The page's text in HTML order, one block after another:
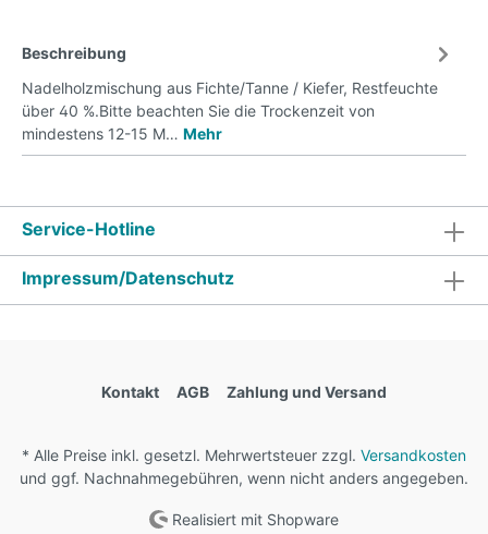
Beschreibung
Nadelholzmischung aus Fichte/Tanne / Kiefer, Restfeuchte
über 40 %.Bitte beachten Sie die Trockenzeit von
mindestens 12-15 M… Mehr
Service-Hotline
Impressum/Datenschutz
Kontakt AGB Zahlung und Versand
* Alle Preise inkl. gesetzl. Mehrwertsteuer zzgl. Versandkosten
und ggf. Nachnahmegebühren, wenn nicht anders angegeben.
Realisiert mit Shopware